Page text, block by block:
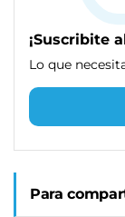
¡Suscribite
Lo que
Para